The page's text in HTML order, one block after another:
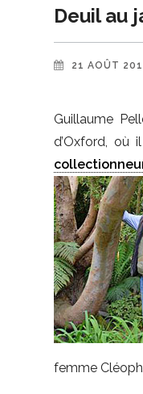
Deuil au
21 AOÛT
Guillaume
d’Oxford, où
femme